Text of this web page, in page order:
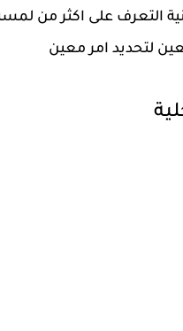
التعرف على اكثر من
لتحديد امر معين